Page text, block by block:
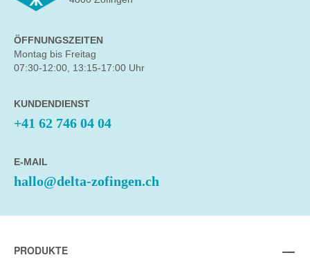
ÖFFNUNGSZEITEN
Montag bis Freitag
07:30-12:00, 13:15-17:00 Uhr
KUNDENDIENST
+41 62 746 04 04
E-MAIL
hallo@delta-zofingen.ch
PRODUKTE